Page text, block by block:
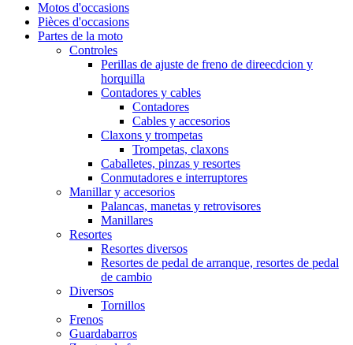
Motos d'occasions
Pièces d'occasions
Partes de la moto
Controles
Perillas de ajuste de freno de direecdcion y
horquilla
Contadores y cables
Contadores
Cables y accesorios
Claxons y trompetas
Trompetas, claxons
Caballetes, pinzas y resortes
Conmutadores e interruptores
Manillar y accesorios
Palancas, manetas y retrovisores
Manillares
Resortes
Resortes diversos
Resortes de pedal de arranque, resortes de pedal
de cambio
Diversos
Tornillos
Frenos
Guardabarros